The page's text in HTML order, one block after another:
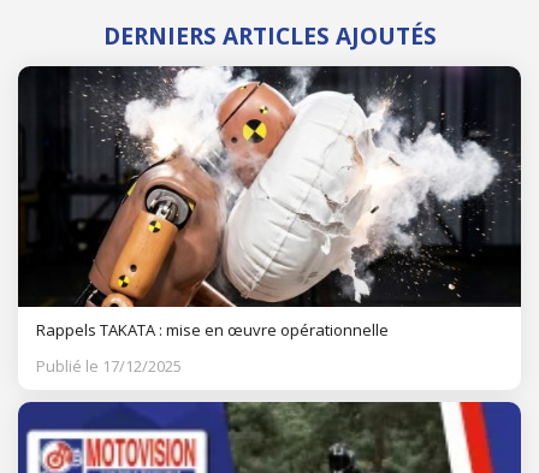
DERNIERS ARTICLES AJOUTÉS
Rappels TAKATA : mise en œuvre opérationnelle
Publié le 17/12/2025